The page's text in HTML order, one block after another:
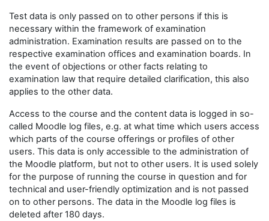
Test data is only passed on to other persons if this is
necessary within the framework of examination
administration. Examination results are passed on to the
respective examination offices and examination boards. In
the event of objections or other facts relating to
examination law that require detailed clarification, this also
applies to the other data.
Access to the course and the content data is logged in so-
called Moodle log files, e.g. at what time which users access
which parts of the course offerings or profiles of other
users. This data is only accessible to the administration of
the Moodle platform, but not to other users. It is used solely
for the purpose of running the course in question and for
technical and user-friendly optimization and is not passed
on to other persons. The data in the Moodle log files is
deleted after 180 days.